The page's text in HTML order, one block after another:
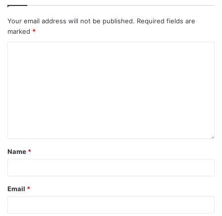
Your email address will not be published. Required fields are
marked *
Name *
Email *